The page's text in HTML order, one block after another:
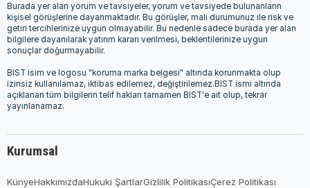
Burada yer alan yorum ve tavsiyeler, yorum ve tavsiyede bulunanların
kişisel görüşlerine dayanmaktadır. Bu görüşler, mali durumunuz ile risk ve
getiri tercihlerinize uygun olmayabilir. Bu nedenle sadece burada yer alan
bilgilere dayanılarak yatırım kararı verilmesi, beklentilerinize uygun
sonuçlar doğurmayabilir.
BIST isim ve logosu "koruma marka belgesi" altında korunmakta olup
izinsiz kullanılamaz, iktibas edilemez, değiştirilemez.BIST ismi altında
açıklanan tüm bilgilerin telif hakları tamamen BIST'e ait olup, tekrar
yayınlanamaz.
Kurumsal
KünyeHakkımızdaHukuki ŞartlarGizlilik PolitikasıÇerez Politikası